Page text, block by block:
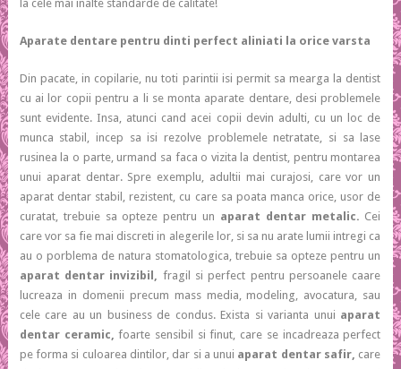
la cele mai inalte standarde de calitate!
Aparate dentare pentru dinti perfect aliniati la orice varsta
Din pacate, in copilarie, nu toti parintii isi permit sa mearga la dentist
cu ai lor copii pentru a li se monta aparate dentare, desi problemele
sunt evidente. Insa, atunci cand acei copii devin adulti, cu un loc de
munca stabil, incep sa isi rezolve problemele netratate, si sa lase
rusinea la o parte, urmand sa faca o vizita la dentist, pentru montarea
unui aparat dentar. Spre exemplu, adultii mai curajosi, care vor un
aparat dentar stabil, rezistent, cu care sa poata manca orice, usor de
curatat, trebuie sa opteze pentru un aparat dentar metalic. Cei
care vor sa fie mai discreti in alegerile lor, si sa nu arate lumii intregi ca
au o porblema de natura stomatologica, trebuie sa opteze pentru un
aparat dentar invizibil, fragil si perfect pentru persoanele caare
lucreaza in domenii precum mass media, modeling, avocatura, sau
cele care au un business de condus. Exista si varianta unui aparat
dentar ceramic,foarte sensibil si finut, care se incadreaza perfect
pe forma si culoarea dintilor, dar si a unui aparat dentar safir, care